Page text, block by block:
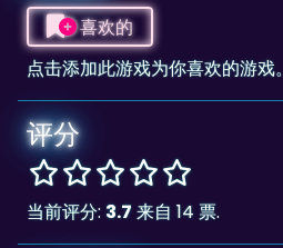
喜欢的
点击添加此游戏为你喜欢的游戏。
评分
当前评分: 3.7来自 14 票.